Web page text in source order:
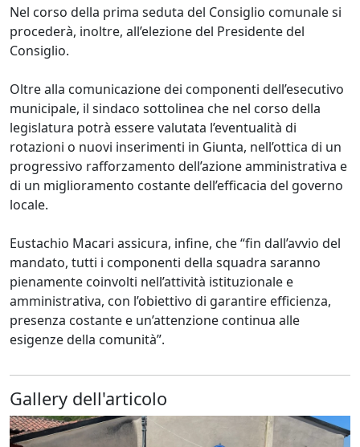
Nel corso della prima seduta del Consiglio comunale si
procederà, inoltre, all’elezione del Presidente del
Consiglio.
Oltre alla comunicazione dei componenti dell’esecutivo
municipale, il sindaco sottolinea che nel corso della
legislatura potrà essere valutata l’eventualità di
rotazioni o nuovi inserimenti in Giunta, nell’ottica di un
progressivo rafforzamento dell’azione amministrativa e
di un miglioramento costante dell’efficacia del governo
locale.
Eustachio Macari assicura, infine, che “fin dall’avvio del
mandato, tutti i componenti della squadra saranno
pienamente coinvolti nell’attività istituzionale e
amministrativa, con l’obiettivo di garantire efficienza,
presenza costante e un’attenzione continua alle
esigenze della comunità”.
Gallery dell'articolo